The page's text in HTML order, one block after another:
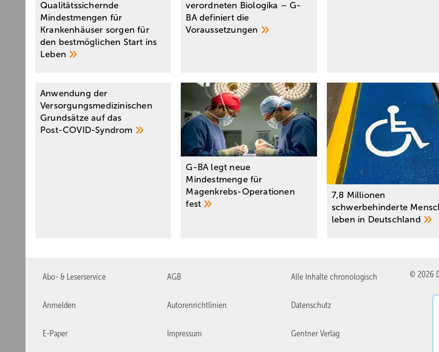
Qualitätssichernde
Mindestmengen für
Krankenhäuser sorgen für
den bestmöglichen Start ins
Leben
verordneten Biologika – G-
BA definiert die
Voraussetzungen
Anwendung der
Versorgungsmedizinischen
Grundsätze auf das
Post-COVID-Syndrom
G-BA legt neue
Mindestmenge für
Magenkrebs-Operationen
fest
7,8 Millionen
schwerbehinderte
leben in Deutschland
Abo- & Leserservice AGB Alle Inhalte chronologisch
Anmelden Autorenrichtlinien Datenschutz
E-Paper Impressum Gentner Verlag
© 2026